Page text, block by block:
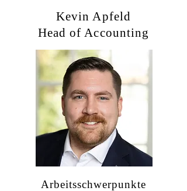
Kevin Apfeld
Head of Accounting
Arbeitsschwerpunkte